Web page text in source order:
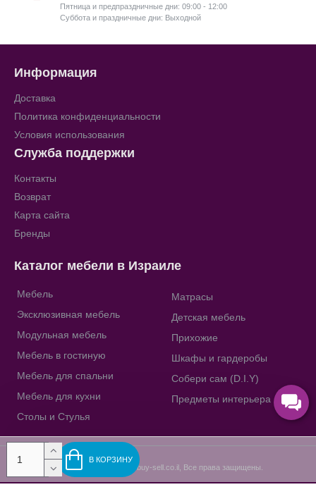
В КОРЗИНУ
Пятница и предпраздничные дни: 09:00 - 12:00
Суббота и праздничные дни: Выходной
Информация
Доставка
Политика конфиденциальности
Условия использования
Служба поддержки
Контакты
Возврат
Карта сайта
Бренды
Каталог мебели в Израиле
Мебель
Эксклюзивная мебель
Модульная мебель
Мебель в гостиную
Мебель для спальни
Мебель для кухни
Столы и Стулья
Матрасы
Детская мебель
Прихожие
Шкафы и гардеробы
Собери сам (D.I.Y)
Предметы интерьера
Copyright © 2009-2023, buy-sell.co.il, Все права защищены.